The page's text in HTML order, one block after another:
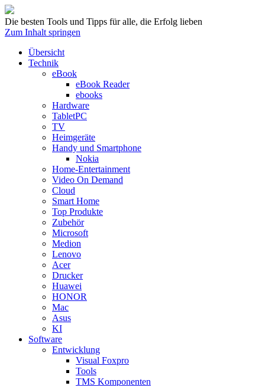
Die besten Tools und Tipps für alle, die Erfolg lieben
Zum Inhalt springen
Übersicht
Technik
eBook
eBook Reader
ebooks
Hardware
TabletPC
TV
Heimgeräte
Handy und Smartphone
Nokia
Home-Entertainment
Video On Demand
Cloud
Smart Home
Top Produkte
Zubehör
Microsoft
Medion
Lenovo
Acer
Drucker
Huawei
HONOR
Mac
Asus
KI
Software
Entwicklung
Visual Foxpro
Tools
TMS Komponenten